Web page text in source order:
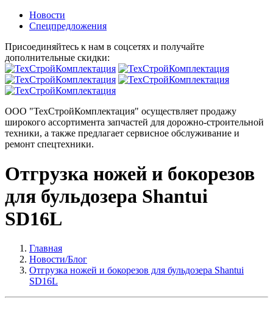
Новости
Спецпредложения
Присоединяйтесь к нам в соцсетях и получайте
дополнительные скидки:
ООО "ТехСтройКомплектация" осуществляет продажу
широкого ассортимента запчастей для дорожно-строительной
техники, а также предлагает сервисное обслуживание и
ремонт спецтехники.
Отгрузка ножей и бокорезов
для бульдозера Shantui
SD16L
Главная
Новости/Блог
Отгрузка ножей и бокорезов для бульдозера Shantui
SD16L